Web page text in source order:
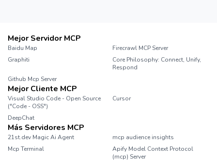
Mejor Servidor MCP
Baidu Map
Firecrawl MCP Server
Graphiti
Core Philosophy: Connect, Unify,
Respond
Github Mcp Server
Mejor Cliente MCP
Visual Studio Code - Open Source
("Code - OSS")
Cursor
DeepChat
Más Servidores MCP
21st.dev Magic Ai Agent
mcp audience insights
Mcp Terminal
Apify Model Context Protocol
(mcp) Server